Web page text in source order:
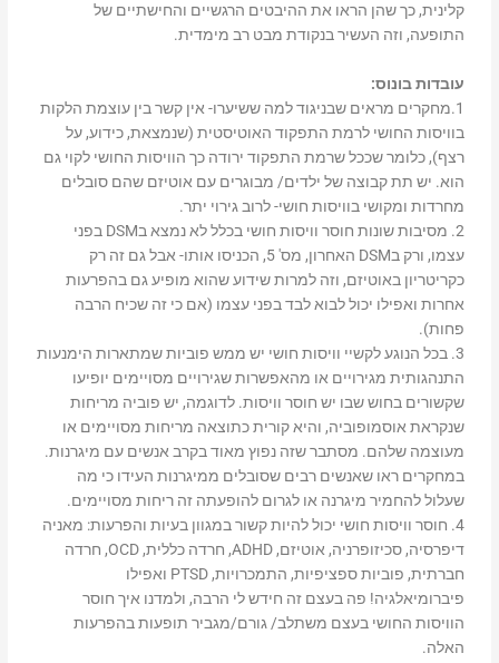
קלינית, כך שהן הראו את ההיבטים הרגשיים והחישתיים של
התופעה, וזה העשיר בנקודת מבט רב מימדית.
עובדות בונוס:
1.מחקרים מראים שבניגוד למה ששיערו- אין קשר בין עוצמת הלקות
בוויסות החושי לרמת התפקוד האוטיסטית (שנמצאת, כידוע, על
רצף), כלומר שככל שרמת התפקוד ירודה כך הוויסות החושי לקוי גם
הוא. יש תת קבוצה של ילדים/ מבוגרים עם אוטיזם שהם סובלים
מחרדות ומקושי בוויסות חושי- לרוב גירוי יתר.
2. מסיבות שונות חוסר וויסות חושי בכלל לא נמצא בDSM בפני
עצמו, ורק בDSM האחרון, מס' 5, הכניסו אותו- אבל גם זה רק
כקריטריון באוטיזם, וזה למרות שידוע שהוא מופיע גם בהפרעות
אחרות ואפילו יכול לבוא לבד בפני עצמו (אם כי זה שכיח הרבה
פחות).
3. בכל הנוגע לקשיי וויסות חושי יש ממש פוביות שמתארות הימנעות
התנהגותית מגירויים או מהאפשרות שגירויים מסויימים יופיעו
שקשורים בחוש שבו יש חוסר וויסות. לדוגמה, יש פוביה מריחות
שנקראת אוסמופוביה, והיא קורית כתוצאה מריחות מסויימים או
מעוצמה שלהם. מסתבר שזה נפוץ מאוד בקרב אנשים עם מיגרנות.
במחקרים ראו שאנשים רבים שסובלים ממיגרנות העידו כי מה
שעלול להחמיר מיגרנה או לגרום להופעתה זה ריחות מסויימים.
4. חוסר וויסות חושי יכול להיות קשור במגוון בעיות והפרעות: מאניה
דיפרסיה, סכיזופרניה, אוטיזם, ADHD, חרדה כללית, OCD, חרדה
חברתית, פוביות ספציפיות, התמכרויות, PTSD ואפילו
פיברומיאלגיה! פה בעצם זה חידש לי הרבה, ולמדנו איך חוסר
הוויסות החושי בעצם משתלב/ גורם/מגביר תופעות בהפרעות
האלה.